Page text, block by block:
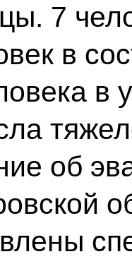
7
в
в
об